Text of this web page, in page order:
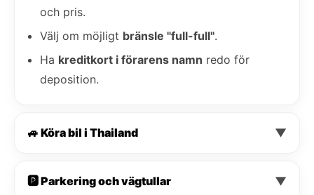
och pris.
Välj om möjligt bränsle "full-full".
Ha kreditkort i förarens namn redo för
deposition.
🚙 Köra bil i Thailand ▼
🅿️ Parkering och vägtullar ▼